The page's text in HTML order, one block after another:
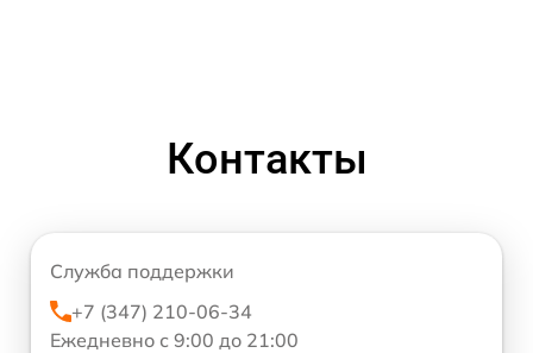
Контакты
Служба поддержки
+7 (347) 210-06-34
Ежедневно с 9:00 до 21:00